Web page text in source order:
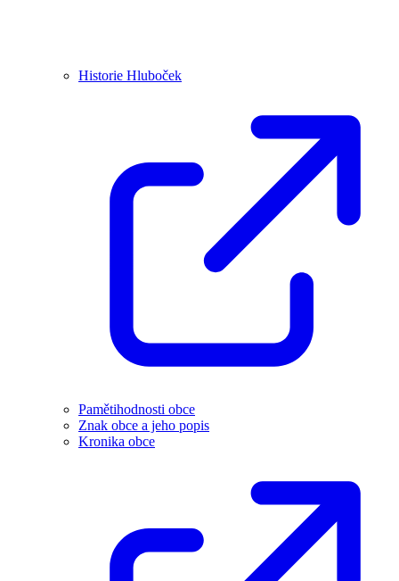
Historie Hluboček
Pamětihodnosti obce
Znak obce a jeho popis
Kronika obce